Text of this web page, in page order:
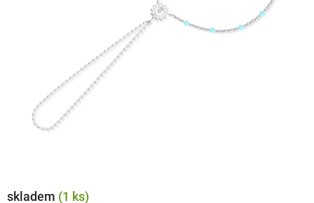
skladem (1 ks)